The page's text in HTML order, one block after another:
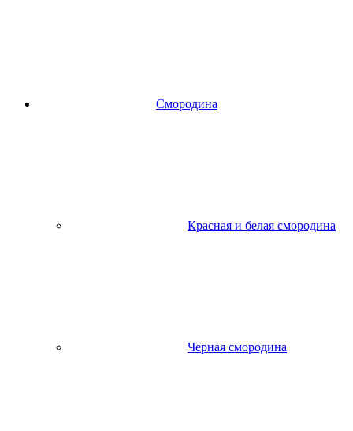
Смородина
Красная и белая смородина
Черная смородина